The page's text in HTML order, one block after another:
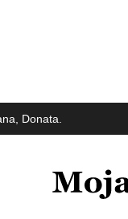
Donata.